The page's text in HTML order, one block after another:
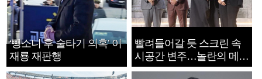
‘뺑소니 후 술타기 의혹’ 이
재룡 재판행
빨려들어갈 듯 스크린 속
시공간 변주…놀란의 메시
지는 ‘전쟁 속죄’